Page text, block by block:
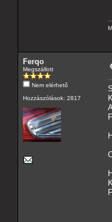
Ferqo
Megszállott
Nem elérhető
Hozzászólások: 2817